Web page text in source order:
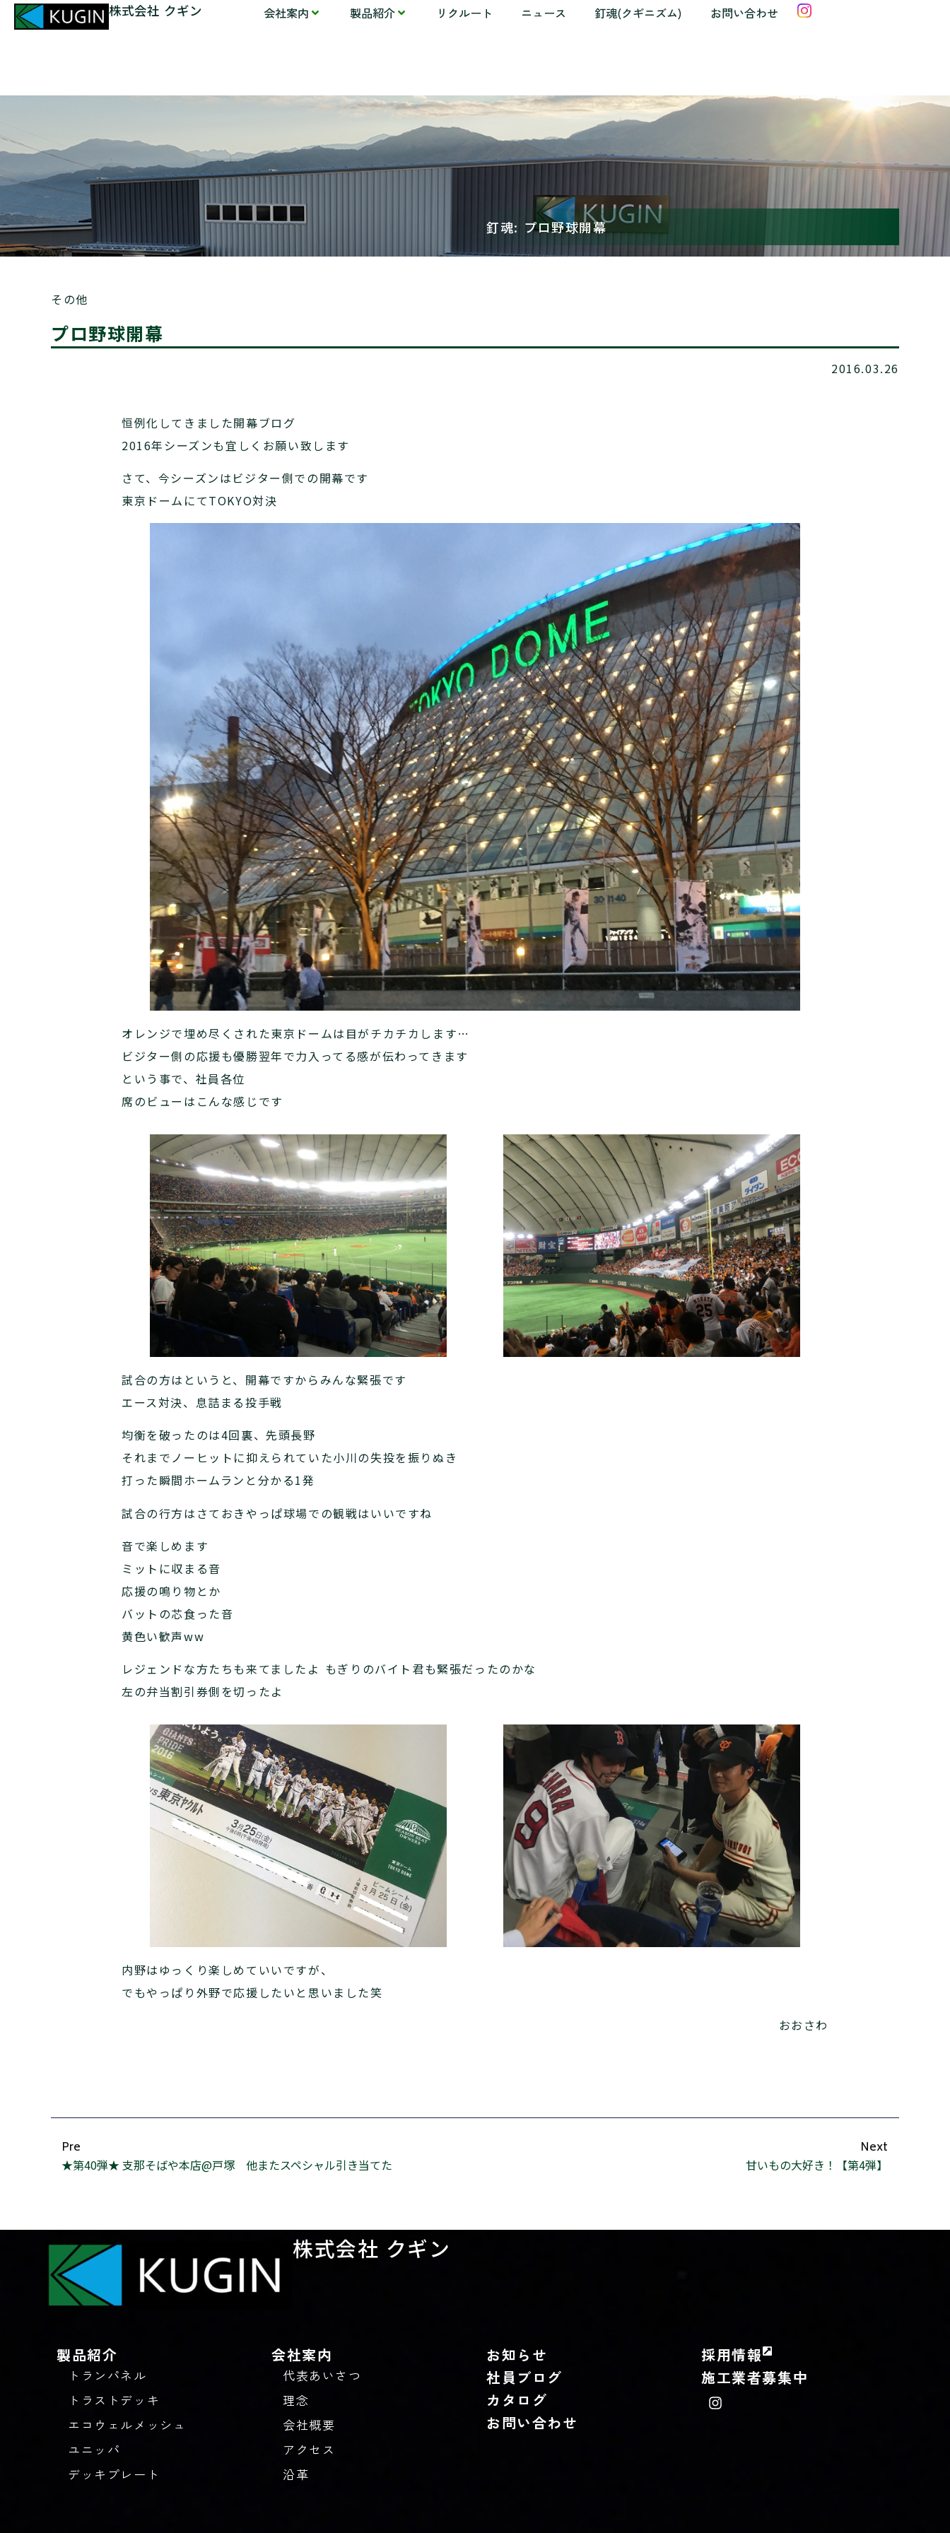
株式会社 クギン 会社案内 製品紹介 リクルート ニュース 釘魂(クギニズム) お問い合わせ
釘魂: プロ野球開幕
その他
プロ野球開幕
2016.03.26
恒例化してきました開幕ブログ
2016年シーズンも宜しくお願い致します
さて、今シーズンはビジター側での開幕です
東京ドームにてTOKYO対決
オレンジで埋め尽くされた東京ドームは目がチカチカします…
ビジター側の応援も優勝翌年で力入ってる感が伝わってきます
という事で、社員各位
席のビューはこんな感じです
試合の方はというと、開幕ですからみんな緊張です
エース対決、息詰まる投手戦
均衡を破ったのは4回裏、先頭長野
それまでノーヒットに抑えられていた小川の失投を振りぬき
打った瞬間ホームランと分かる1発
試合の行方はさておきやっぱ球場での観戦はいいですね
音で楽しめます
ミットに収まる音
応援の鳴り物とか
バットの芯食った音
黄色い歓声ww
レジェンドな方たちも来てましたよ もぎりのバイト君も緊張だったのかな
左の弁当割引券側を切ったよ
内野はゆっくり楽しめていいですが、
でもやっぱり外野で応援したいと思いました笑
おおさわ
Pre
★第40弾★ 支那そばや本店@戸塚 他またスペシャル引き当てた
Next
甘いもの大好き！【第4弾】
株式会社 クギン
製品紹介
トランパネル
トラストデッキ
エコウェルメッシュ
ユニッパ
デッキプレート
会社案内
代表あいさつ
理念
会社概要
アクセス
沿革
お知らせ
社員ブログ
カタログ
お問い合わせ
採用情報
施工業者募集中